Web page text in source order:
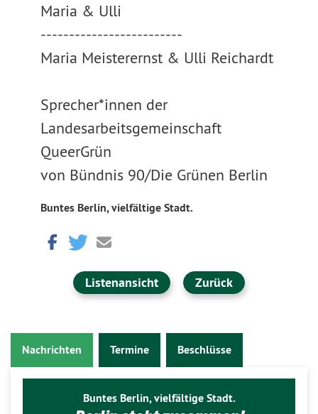
Maria & Ulli
-------------------------
Maria Meisterernst & Ulli Reichardt
Sprecher*innen der
Landesarbeitsgemeinschaft
QueerGrün
von Bündnis 90/Die Grünen Berlin
Buntes Berlin, vielfältige Stadt.
Listenansicht Zurück
Nachrichten Termine Beschlüsse
Buntes Berlin, vielfältige Stadt.